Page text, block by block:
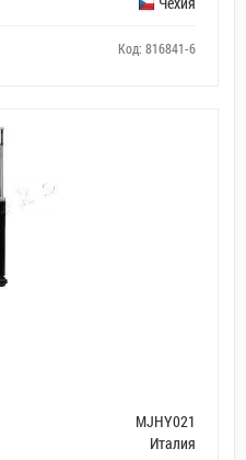
Код: 816841-6
MJHY021
Италия